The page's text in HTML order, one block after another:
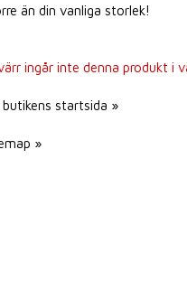
än din vanliga storlek!
ingår inte denna produkt i
butikens startsida »
»